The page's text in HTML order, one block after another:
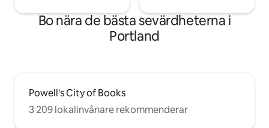
Bo nära de bästa sevärdheterna i
Portland
Powell's City of Books
3 209 lokalinvånare rekommenderar